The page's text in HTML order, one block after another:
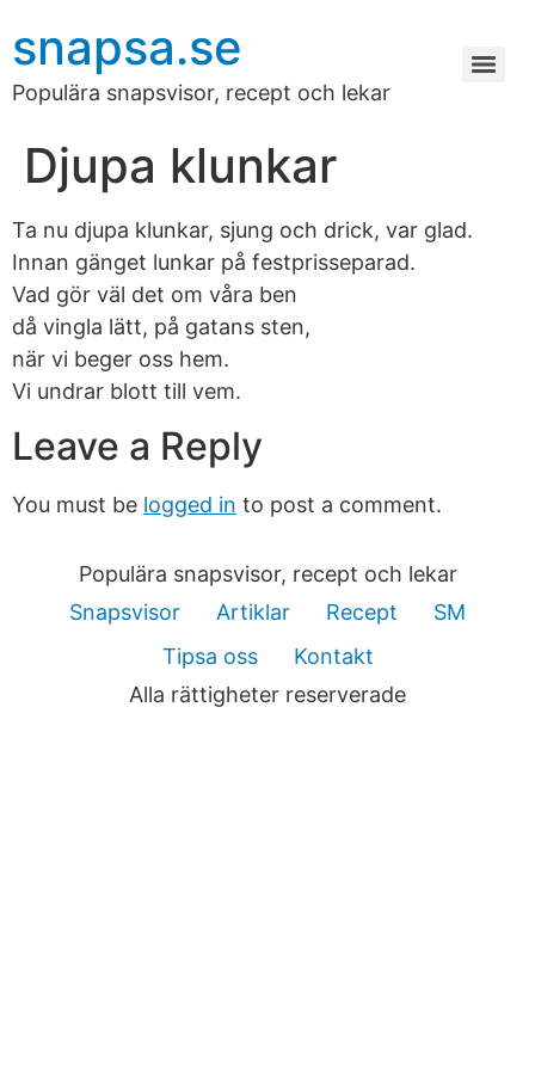
snapsa.se
Populära snapsvisor, recept och lekar
Djupa klunkar
Ta nu djupa klunkar, sjung och drick, var glad.
Innan gänget lunkar på festprisseparad.
Vad gör väl det om våra ben
då vingla lätt, på gatans sten,
när vi beger oss hem.
Vi undrar blott till vem.
Leave a Reply
You must be logged in to post a comment.
Populära snapsvisor, recept och lekar
Snapsvisor
Artiklar Recept
SM
Tipsa oss
Kontakt
Alla rättigheter reserverade